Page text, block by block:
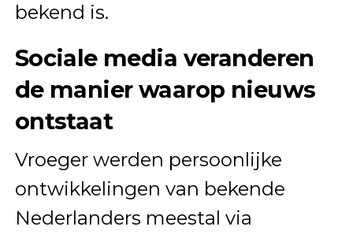
bekend is.
Sociale media veranderen
de manier waarop nieuws
ontstaat
Vroeger werden persoonlijke
ontwikkelingen van bekende
Nederlanders meestal via